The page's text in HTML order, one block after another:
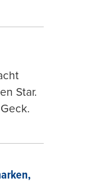
Star.